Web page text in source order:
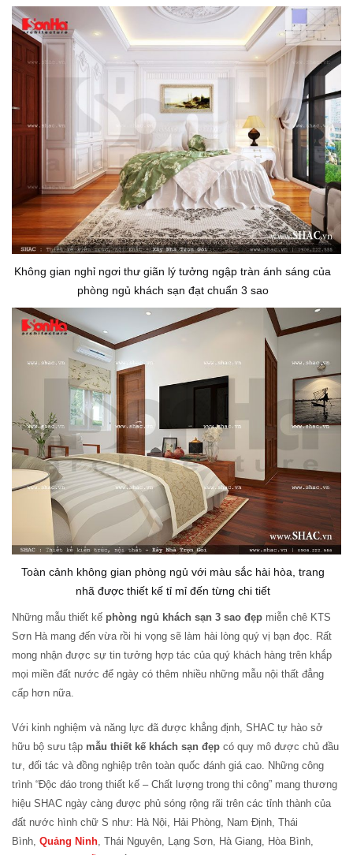
Không gian nghỉ ngơi thư giãn lý tưởng ngập tràn ánh sáng của
phòng ngủ khách sạn đạt chuẩn 3 sao
Toàn cảnh không gian phòng ngủ với màu sắc hài hòa, trang
nhã được thiết kế tỉ mỉ đến từng chi tiết
Những mẫu thiết kế phòng ngủ khách sạn 3 sao đẹp miễn chê KTS
Sơn Hà mang đến vừa rồi hi vọng sẽ làm hài lòng quý vị bạn đọc. Rất
mong nhận được sự tin tưởng hợp tác của quý khách hàng trên khắp
mọi miền đất nước để ngày có thêm nhiều những mẫu nội thất đẳng
cấp hơn nữa.
Với kinh nghiệm và năng lực đã được khẳng định, SHAC tự hào sở
hữu bộ sưu tập mẫu thiết kế khách sạn đẹp có quy mô được chủ đầu
tư, đối tác và đồng nghiệp trên toàn quốc đánh giá cao. Những công
trình “Độc đáo trong thiết kế – Chất lượng trong thi công” mang thương
hiệu SHAC ngày càng được phủ sóng rộng rãi trên các tỉnh thành của
đất nước hình chữ S như: Hà Nội, Hải Phòng, Nam Định, Thái
Bình, Quảng Ninh, Thái Nguyên, Lạng Sơn, Hà Giang, Hòa Bình,